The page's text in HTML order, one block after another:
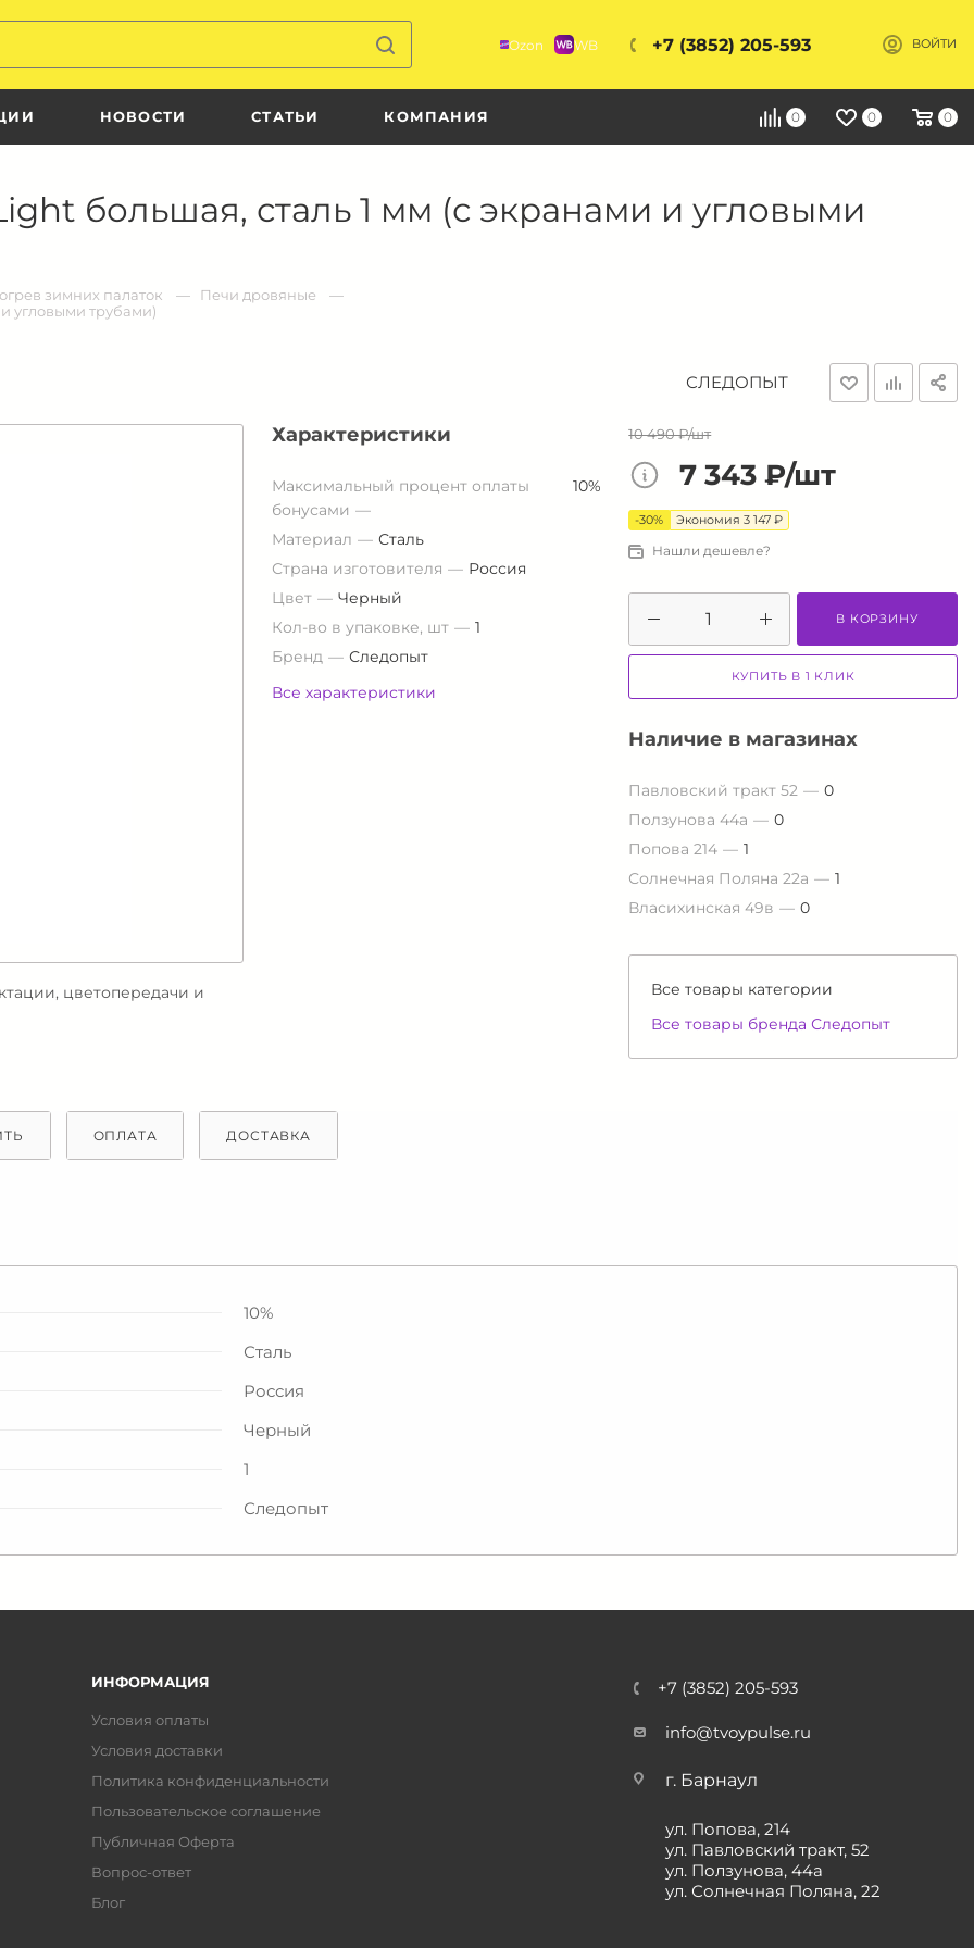
Ozon WB +7 (3852) 205-593 ВОЙТИ
НОВОСТИ СТАТЬИ КОМПАНИЯ 0 0 0
большая, сталь 1 мм (с экранами и угловыми
зимних палаток
Печи дровяные
угловыми трубами)
СЛЕДОПЫТ
цветопередачи и
Характеристики
Максимальный процент оплаты
бонусами
10%
Материал
Сталь
Страна изготовителя
Россия
Цвет
Черный
Кол-во в упаковке, шт
1
Бренд
Следопыт
Все характеристики
10 490 ₽/шт
7 343 ₽/шт
-30% Экономия 3 147 ₽
Нашли дешевле?
В КОРЗИНУ
КУПИТЬ В 1 КЛИК
Наличие в магазинах
Павловский тракт 52
0
Ползунова 44а
0
Попова 214
1
Солнечная Поляна 22а
1
Власихинская 49в
0
Все товары категории
Все товары бренда Следопыт
ОПЛАТА ДОСТАВКА
10%
Сталь
Россия
Черный
1
Следопыт
ИНФОРМАЦИЯ
Условия оплаты
Условия доставки
Политика конфиденциальности
Пользовательское соглашение
Публичная Оферта
Вопрос-ответ
Блог
+7 (3852) 205-593
info@tvoypulse.ru
г. Барнаул
ул. Попова, 214
ул. Павловский тракт, 52
ул. Ползунова, 44а
ул. Солнечная Поляна, 22